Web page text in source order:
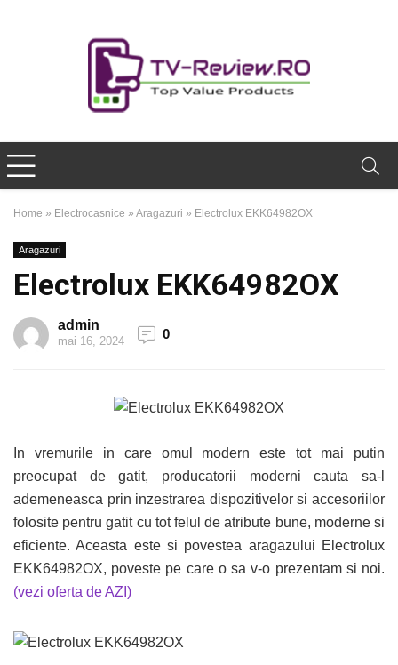
Home » Electrocasnice » Aragazuri » Electrolux EKK64982OX
Aragazuri
Electrolux EKK64982OX
admin
mai 16, 2024 0
In vremurile in care omul modern este tot mai putin
preocupat de gatit, producatorii moderni cauta sa-l
ademeneasca prin inzestrarea dispozitivelor si accesoriilor
folosite pentru gatit cu tot felul de atribute bune, moderne si
eficiente. Aceasta este si povestea aragazului Electrolux
EKK64982OX, poveste pe care o sa v-o prezentam si noi.
(vezi oferta de AZI)